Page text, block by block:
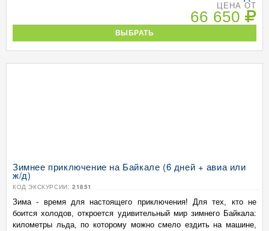
ЦЕНА ОТ
66 650
ВЫБРАТЬ
Зимнее приключение на Байкале (6 дней + авиа или
ж/д)
КОД ЭКСКУРСИИ: 21851
Зима - время для настоящего приключения! Для тех, кто не
боится холодов, откроется удивительный мир зимнего Байкала:
километры льда, по которому можно смело ездить на машине,